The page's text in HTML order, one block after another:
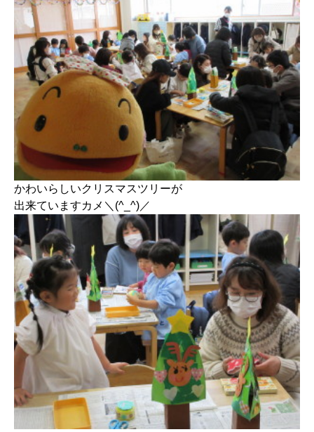
かわいらしいクリスマスツリーが
出来ていますカメ＼(^_^)／